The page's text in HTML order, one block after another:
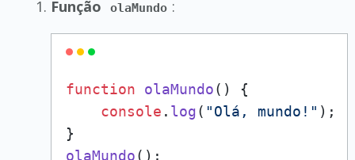
Função
olaMundo :
function olaMundo( ) {
console . log( "Olá, mundo!" );
olaMundo